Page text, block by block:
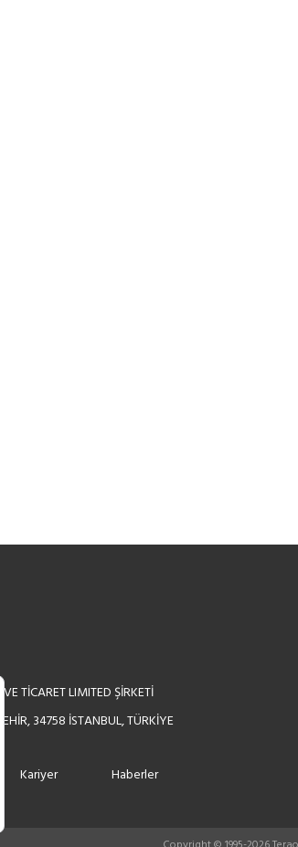
TİCARET LIMITED ŞİRKETİ
34758 İSTANBUL, TÜRKİYE
Kariyer Haberler